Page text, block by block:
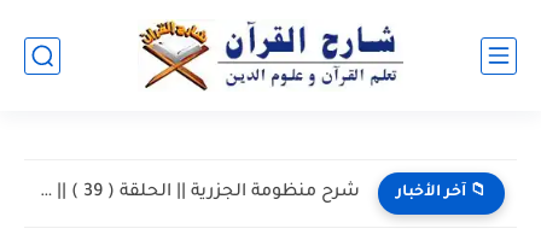
📁 آخر الأخبار شرح منظومة الجزرية || الحلقة ( 39 ) || باب...